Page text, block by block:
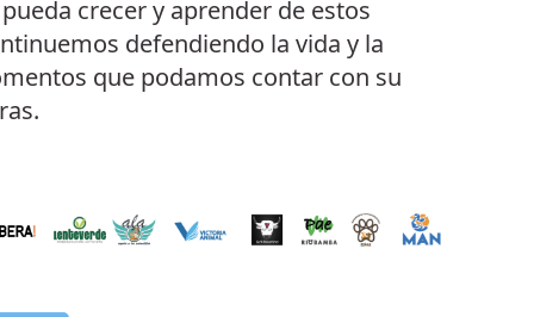
crecer y aprender de estos
defendiendo la vida y la
que podamos contar con su